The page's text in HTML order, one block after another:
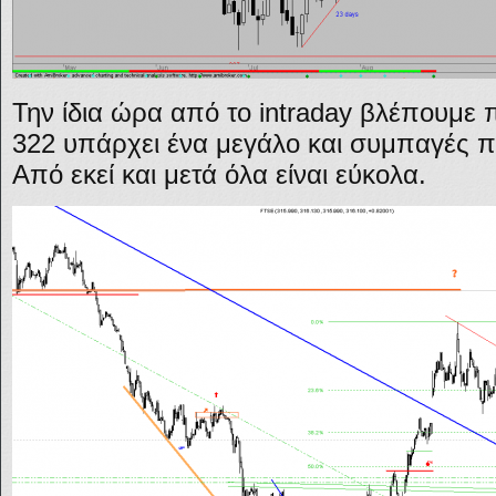
Την ίδια ώρα από το intraday βλέπουμε
322 υπάρχει ένα μεγάλο και συμπαγές
Από εκεί και μετά όλα είναι εύκολα.